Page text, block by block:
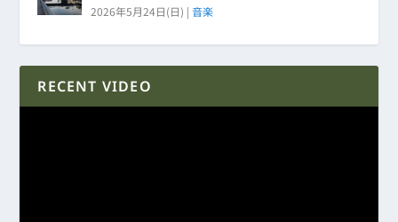
2026年5月24日(日) |音楽
RECENT VIDEO